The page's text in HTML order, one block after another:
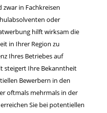
zwar in Fachkreisen
oder
hilft wirksam die
in Ihrer Region zu
Ihres Betriebes auf
steigert Ihre Bekanntheit
Bewerbern in den
oftmals mehrmals in der
Sie bei potentiellen